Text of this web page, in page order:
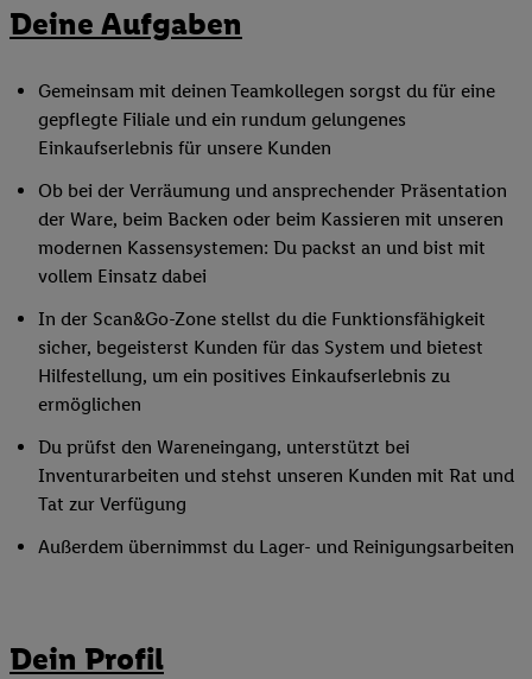
Deine Aufgaben
Gemeinsam mit deinen Teamkollegen sorgst du für eine
gepflegte Filiale und ein rundum gelungenes
Einkaufserlebnis für unsere Kunden
Ob bei der Verräumung und ansprechender Präsentation
der Ware, beim Backen oder beim Kassieren mit unseren
modernen Kassensystemen: Du packst an und bist mit
vollem Einsatz dabei
In der Scan&Go-Zone stellst du die Funktionsfähigkeit
sicher, begeisterst Kunden für das System und bietest
Hilfestellung, um ein positives Einkaufserlebnis zu
ermöglichen
Du prüfst den Wareneingang, unterstützt bei
Inventurarbeiten und stehst unseren Kunden mit Rat und
Tat zur Verfügung
Außerdem übernimmst du Lager- und Reinigungsarbeiten
Dein Profil